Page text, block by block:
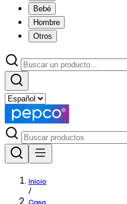
Bebé
Hombre
Otros
Inicio
/
Casa